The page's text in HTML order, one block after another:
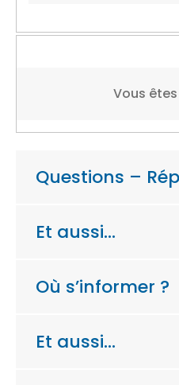
Vous
Questions –
Et aussi…
Où s’informer ?
Et aussi…